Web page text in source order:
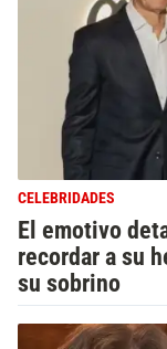
CELEBRIDADES
El emotivo
recordar a su
su sobrino